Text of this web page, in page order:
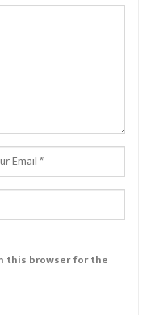
this browser for the